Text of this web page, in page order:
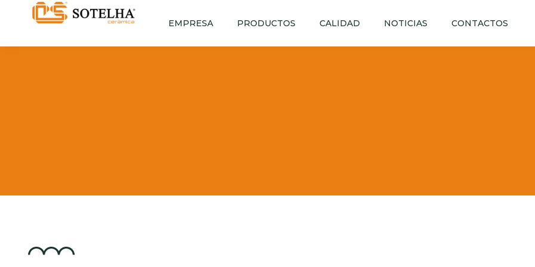
EMPRESA PRODUCTOS CALIDAD NOTICIAS CONTACTOS